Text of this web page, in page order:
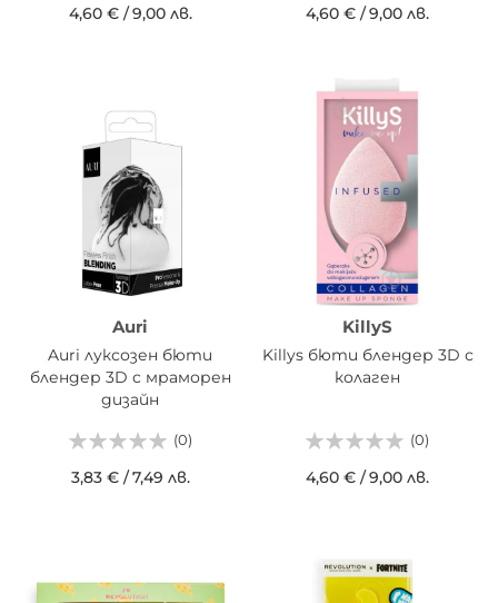
4,60 €/9,00 лв. 4,60 € /9,00 лв.
Auri
Auri луксозен бюти
блендер 3D с мраморен
дизайн
(0)
3,83 €/7,49 лв.
KillyS
Killys бюти блендер 3D с
колаген
(0)
4,60 € /9,00 лв.